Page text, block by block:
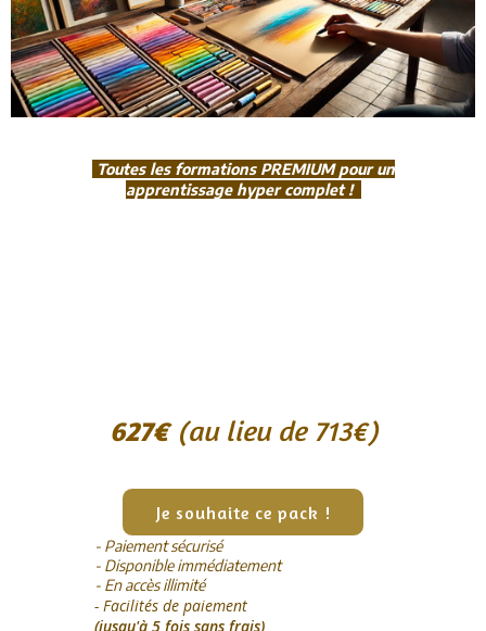
Toutes les formations PREMIUM pour un
apprentissage hyper complet !
627€(au lieu de 713€)
Je souhaite ce pack !
- Paiement sécurisé
- Disponible immédiatement
- En accès illimité
- Facilités de paiement
(jusqu'à 5 fois sans frais)